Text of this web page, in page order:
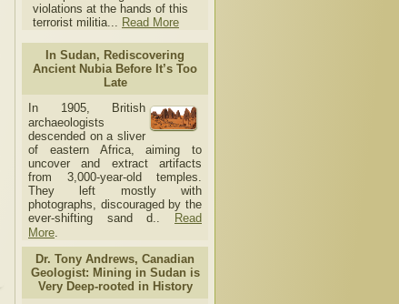
violations at the hands of this
terrorist militia... Read More
In Sudan, Rediscovering
Ancient Nubia Before It’s Too
Late
In 1905, British
archaeologists
descended on a sliver
of eastern Africa, aiming to
uncover and extract artifacts
from 3,000-year-old temples.
They left mostly with
photographs, discouraged by the
ever-shifting sand d..
Read
More.
Dr. Tony Andrews, Canadian
Geologist: Mining in Sudan is
Very Deep-rooted in History